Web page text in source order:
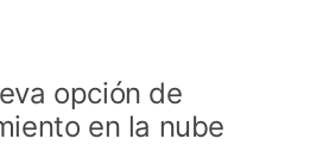
opción de
en la nube